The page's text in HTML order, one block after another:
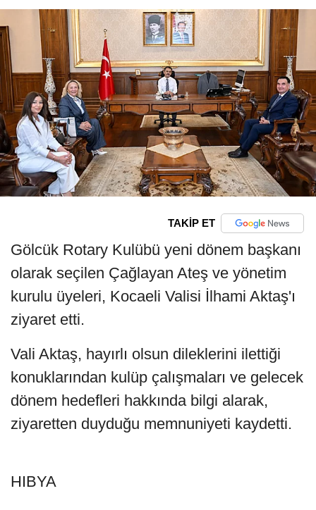
TAKİP ET
Gölcük Rotary Kulübü yeni dönem başkanı
olarak seçilen Çağlayan Ateş ve yönetim
kurulu üyeleri, Kocaeli Valisi İlhami Aktaş'ı
ziyaret etti.
Vali Aktaş, hayırlı olsun dileklerini ilettiği
konuklarından kulüp çalışmaları ve gelecek
dönem hedefleri hakkında bilgi alarak,
ziyaretten duyduğu memnuniyeti kaydetti.
HIBYA